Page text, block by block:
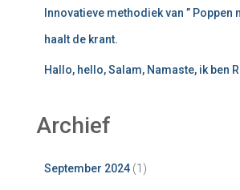
Innovatieve methodiek van ” Poppen
haalt de krant.
Hallo, hello, Salam, Namaste, ik ben
Archief
September 2024 (1)